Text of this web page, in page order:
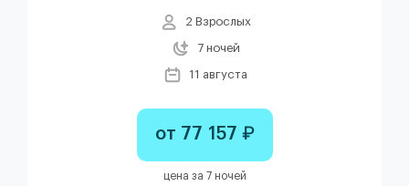
2 Взрослых
7 ночей
11 августа
от 77 157 ₽
цена за 7 ночей